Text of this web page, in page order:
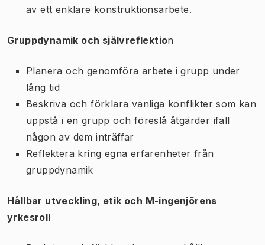
av ett enklare konstruktionsarbete.
Gruppdynamik och självreflektion
Planera och genomföra arbete i grupp under
lång tid
Beskriva och förklara vanliga konflikter som kan
uppstå i en grupp och föreslå åtgärder ifall
någon av dem inträffar
Reflektera kring egna erfarenheter från
gruppdynamik
Hållbar utveckling, etik och M-ingenjörens
yrkesroll